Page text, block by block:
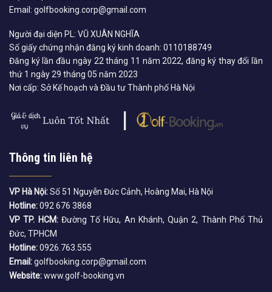
Email: golfbooking.corp@gmail.com
Người đại diện PL: VŨ XUÂN NGHĨA
Số giấy chứng nhận đăng ký kinh doanh: 0110188749
Đăng ký lần đầu ngày 22 tháng 11 năm 2022, đăng ký thay đổi lần
thứ 1 ngày 29 tháng 05 năm 2023
Nơi cấp: Sở Kế hoạch và Đầu tư Thành phố Hà Nội
Thông tin liên hệ
VP Hà Nội:Số 51 Nguyễn Đức Cảnh, Hoàng Mai, Hà Nội
Hotline:092 676 3868
VP TP. HCM:Đường Tố Hữu, An Khánh, Quận 2, Thành Phố Thủ
Đức, TPHCM
Hotline:0926.763.555
Email:golfbooking.corp@gmail.com
Website:www.golf-booking.vn